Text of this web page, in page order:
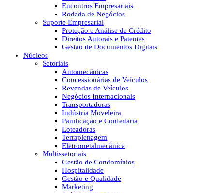
Encontros Empresariais
Rodada de Negócios
Suporte Empresarial
Proteção e Análise de Crédito
Direitos Autorais e Patentes
Gestão de Documentos Digitais
Núcleos
Setoriais
Automecânicas
Concessionárias de Veículos
Revendas de Veículos
Negócios Internacionais
Transportadoras
Indústria Moveleira
Panificação e Confeitaria
Loteadoras
Terraplenagem
Eletrometalmecânica
Multissetoriais
Gestão de Condomínios
Hospitalidade
Gestão e Qualidade
Marketing